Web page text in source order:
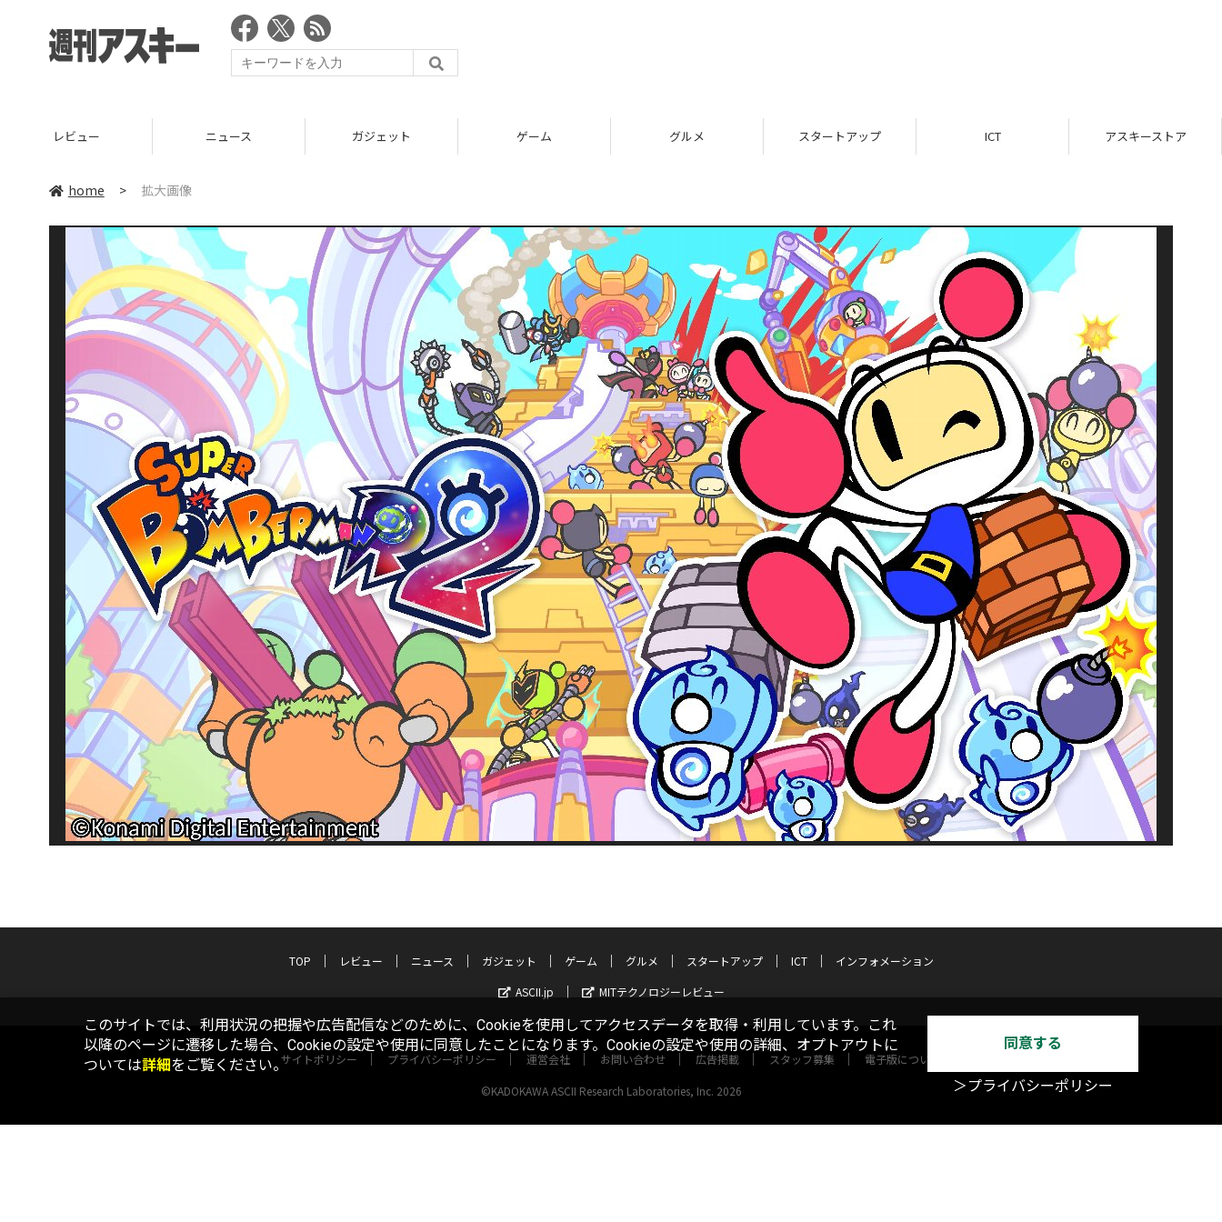
レビュー ニュース ガジェット ゲーム グルメ スタートアップ ICT アスキーストア
home > 拡大画像
TOP レビュー ニュース ガジェット ゲーム グルメ スタートアップ ICT
インフォメーション
ASCII.jp
MITテクノロジーレビュー
サイトポリシー プライバシーポリシー 運営会社 お問い合わせ 広告掲載 スタッフ募集 電子版について
©KADOKAWA ASCII Research Laboratories, Inc. 2026
このサイトでは、利用状況の把握や広告配信などのために、Cookieを使用してアクセスデータを取得・利用しています。これ
以降のページに遷移した場合、Cookieの設定や使用に同意したことになります。Cookieの設定や使用の詳細、オプトアウトに
ついては詳細をご覧ください。
同意する
＞プライバシーポリシー